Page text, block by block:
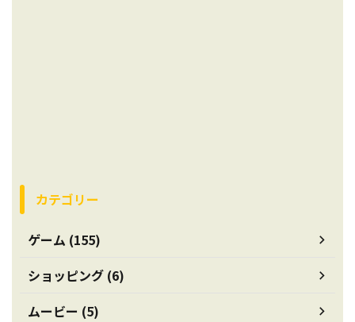
カテゴリー
ゲーム (155)
ショッピング (6)
ムービー (5)